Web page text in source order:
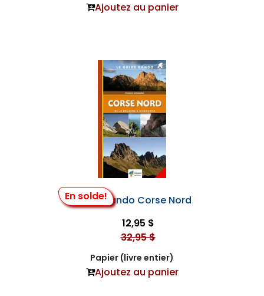
Ajoutez au panier
En solde!
Guide Rando Corse Nord
12,95 $
32,95 $
Papier (livre entier)
Ajoutez au panier